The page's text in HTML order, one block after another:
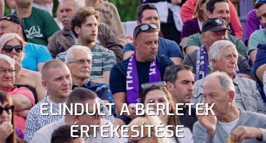
ELINDULT A BÉRLETEK
ÉRTÉKESÍTÉSE